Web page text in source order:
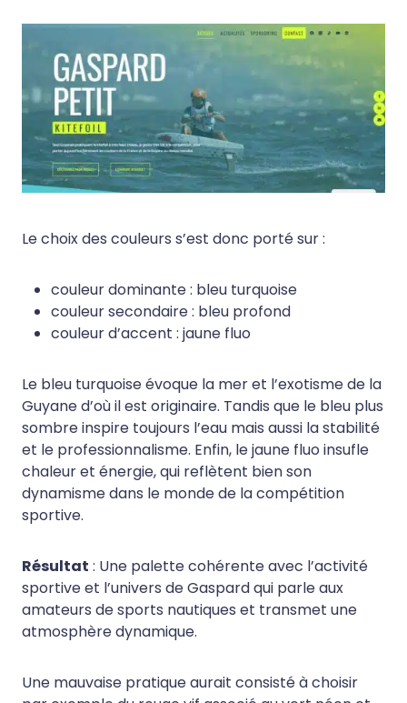
Le choix des couleurs s’est donc porté sur :
couleur dominante : bleu turquoise
couleur secondaire : bleu profond
couleur d’accent : jaune fluo
Le bleu turquoise évoque la mer et l’exotisme de la
Guyane d’où il est originaire. Tandis que le bleu plus
sombre inspire toujours l’eau mais aussi la stabilité
et le professionnalisme. Enfin, le jaune fluo insufle
chaleur et énergie, qui reflètent bien son
dynamisme dans le monde de la compétition
sportive.
Résultat : Une palette cohérente avec l’activité
sportive et l’univers de Gaspard qui parle aux
amateurs de sports nautiques et transmet une
atmosphère dynamique.
Une mauvaise pratique aurait consisté à choisir